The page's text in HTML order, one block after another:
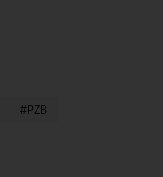
PZB